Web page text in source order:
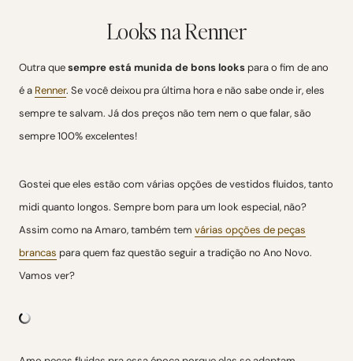
Looks na Renner
Outra quesempre está munida de bons looks para o fim de ano
é a Renner. Se você deixou pra última hora e não sabe onde ir, eles
sempre te salvam. Já dos preços não tem nem o que falar, são
sempre 100% excelentes!
Gostei que eles estão com várias opções de vestidos fluidos, tanto
midi quanto longos. Sempre bom para um look especial, não?
Assim como na Amaro, também tem várias opções de peças
brancas para quem faz questão seguir a tradição no Ano Novo.
Vamos ver?